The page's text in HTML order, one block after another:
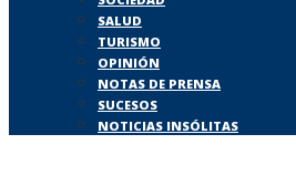
SALUD
TURISMO
OPINIÓN
NOTAS DE PRENSA
SUCESOS
NOTICIAS INSÓLITAS